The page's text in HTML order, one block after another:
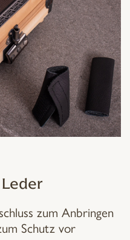
zum Anbringen
Schutz vor